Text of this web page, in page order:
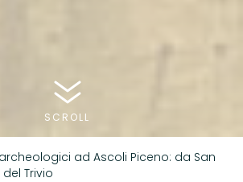
SCROLL
ad Ascoli Piceno: da San
Trivio